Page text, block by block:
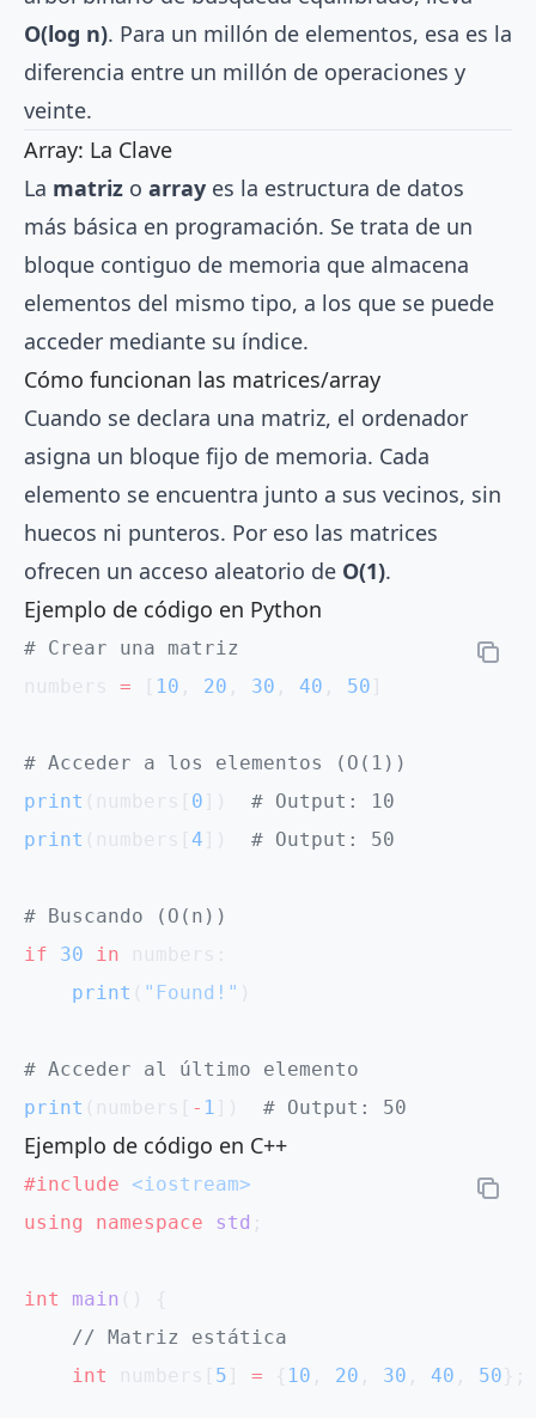
O(log n). Para un millón de elementos, esa es la
diferencia entre un millón de operaciones y
veinte.
Array: La Clave
La matriz o array es la estructura de datos
más básica en programación. Se trata de un
bloque contiguo de memoria que almacena
elementos del mismo tipo, a los que se puede
acceder mediante su índice.
Cómo funcionan las matrices/array
Cuando se declara una matriz, el ordenador
asigna un bloque fijo de memoria. Cada
elemento se encuentra junto a sus vecinos, sin
huecos ni punteros. Por eso las matrices
ofrecen un acceso aleatorio de O(1).
Ejemplo de código en Python
# Crear una matriz
= 10 20 30 40 50
# Acceder a los elementos (O(1))
print
0
# Output: 10
print
4 # Output: 50
# Buscando (O(n))
if 30 in
    print
"Found!"
# Acceder al último elemento
print
- 1 # Output: 50
Ejemplo de código en C++
#include <iostream>
using
namespace std
int main
    // Matriz estática
    int
5 = 10 20 30 40 50